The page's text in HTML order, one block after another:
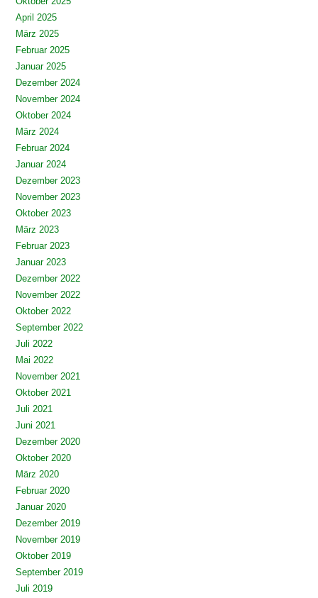
April 2025
März 2025
Februar 2025
Januar 2025
Dezember 2024
November 2024
Oktober 2024
März 2024
Februar 2024
Januar 2024
Dezember 2023
November 2023
Oktober 2023
März 2023
Februar 2023
Januar 2023
Dezember 2022
November 2022
Oktober 2022
September 2022
Juli 2022
Mai 2022
November 2021
Oktober 2021
Juli 2021
Juni 2021
Dezember 2020
Oktober 2020
März 2020
Februar 2020
Januar 2020
Dezember 2019
November 2019
Oktober 2019
September 2019
Juli 2019